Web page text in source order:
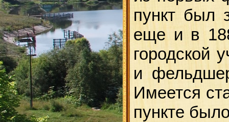
пункт был
еще и в
городской
и
Имеется
пункте